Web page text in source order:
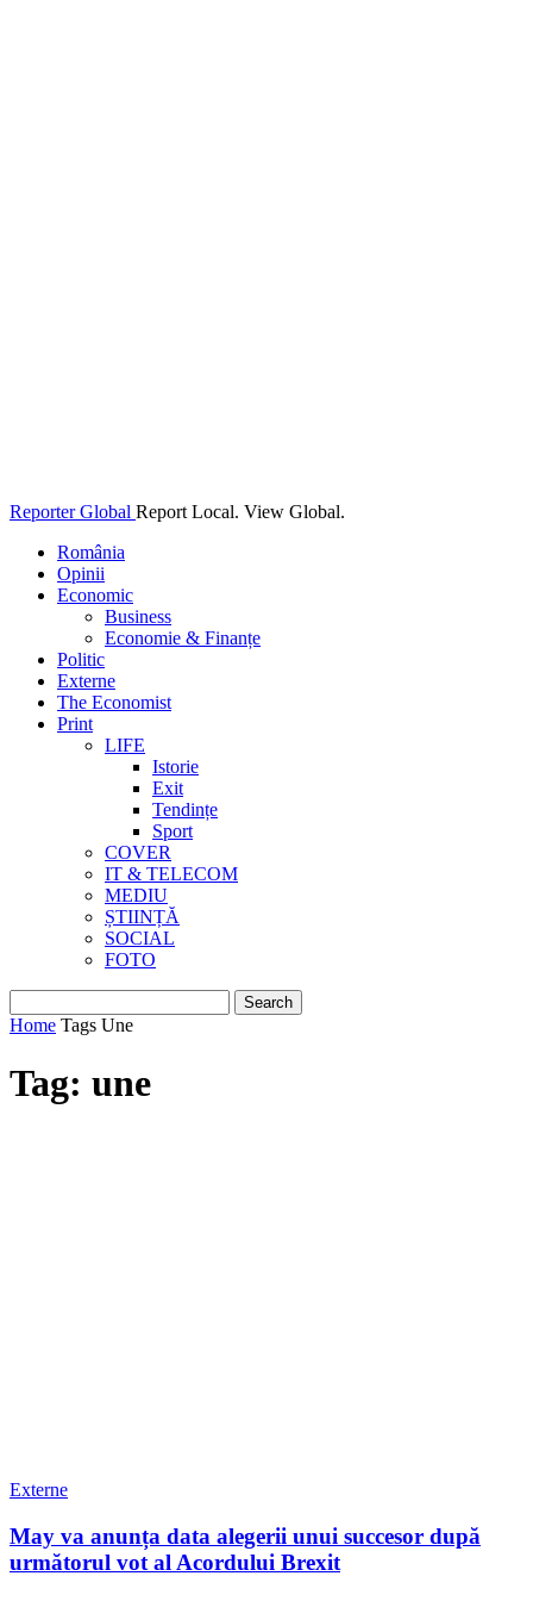
Reporter Global Report Local. View Global.
România
Opinii
Economic
Business
Economie & Finanțe
Politic
Externe
The Economist
Print
LIFE
Istorie
Exit
Tendințe
Sport
COVER
IT & TELECOM
MEDIU
ȘTIINȚĂ
SOCIAL
FOTO
Home Tags Une
Tag: une
Externe
May va anunța data alegerii unui succesor după
următorul vot al Acordului Brexit